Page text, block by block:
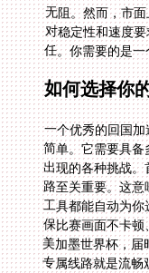
任。你需要的是
如何选择你
一个优秀的回国
简单。它需要具
出现的各种挑战
路至关重要。这
工具都能自动为
保比赛画面不卡
美加墨世界杯，
专属线路就是流畅